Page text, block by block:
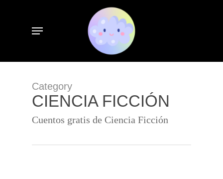
Menu
Category
CIENCIA FICCIÓN
Cuentos gratis de Ciencia Ficción